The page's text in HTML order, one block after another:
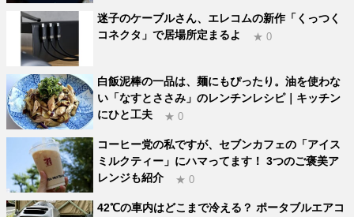
迷子のケーブルさん、エレコムの新作「くっつく
コネクタ」で居場所定まるよ
★ 0
白飯泥棒の一品は、麺にもぴったり。油を使わな
い「なすとささみ」のレンチンレシピ｜キッチン
にひと工夫
★ 0
コーヒー党の私ですが、セブンカフェの「アイス
ミルクティー」にハマってます！ 3つのご褒美ア
レンジも紹介
★ 0
42℃の車内はどこまで冷える？ ポータブルエアコ